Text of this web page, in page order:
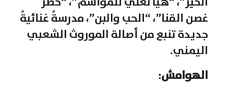
غصن القنا”، “الحب والبن”، مدرسةً غنائيةً
جديدة تنبع من أصالة الموروث الشعبي
اليمني.
الهوامش: